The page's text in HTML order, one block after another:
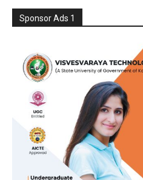
Sponsor Ads 1